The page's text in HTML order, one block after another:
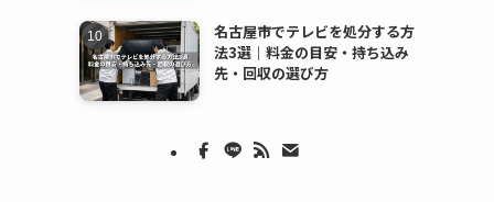
名古屋市でテレビを処分する方
法3選｜料金の目安・持ち込み
先・回収の選び方